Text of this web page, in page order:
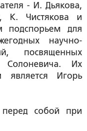
- И. Дьякова,
К. Чистякова и
подспорьем для
научно-
посвященных
Солоневича. Их
является Игорь
собой при